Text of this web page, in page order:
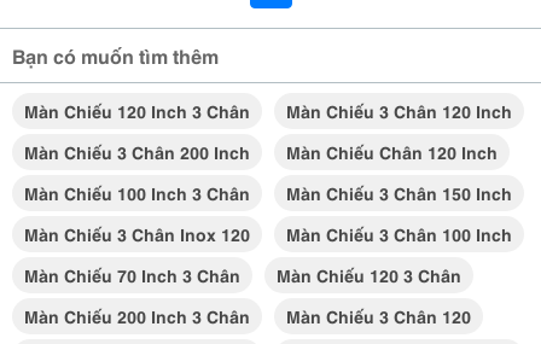
Bạn có muốn tìm thêm
Màn Chiếu 120 Inch 3 Chân
Màn Chiếu 3 Chân 120 Inch
Màn Chiếu 3 Chân 200 Inch
Màn Chiếu Chân 120 Inch
Màn Chiếu 100 Inch 3 Chân
Màn Chiếu 3 Chân 150 Inch
Màn Chiếu 3 Chân Inox 120
Màn Chiếu 3 Chân 100 Inch
Màn Chiếu 70 Inch 3 Chân
Màn Chiếu 120 3 Chân
Màn Chiếu 200 Inch 3 Chân
Màn Chiếu 3 Chân 120